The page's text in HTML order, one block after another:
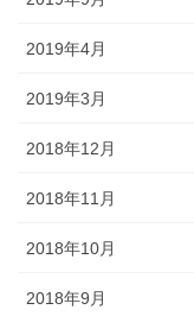
2019年4月
2019年3月
2018年12月
2018年11月
2018年10月
2018年9月